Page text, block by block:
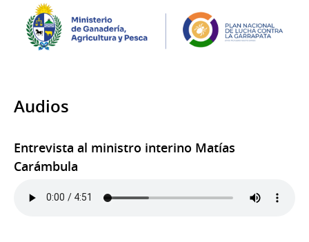
Audios
Entrevista al ministro interino Matías
Carámbula